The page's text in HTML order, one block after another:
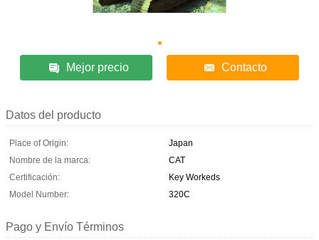
Mejor precio Contacto
Datos del producto
Place of Origin:
Japan
Nombre de la marca:
CAT
Certificación:
Key Workeds
Model Number:
320C
Pago y Envío Términos